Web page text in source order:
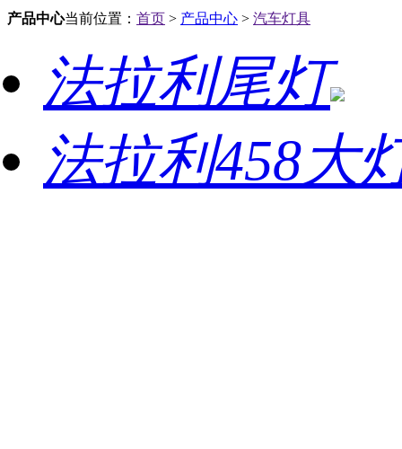
产品中心当前位置： 首页 > 产品中心 > 汽车灯具
法拉利尾灯
法拉利458大